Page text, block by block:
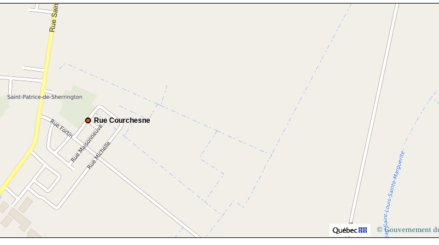
Rue Courchesne
© Gouvernement